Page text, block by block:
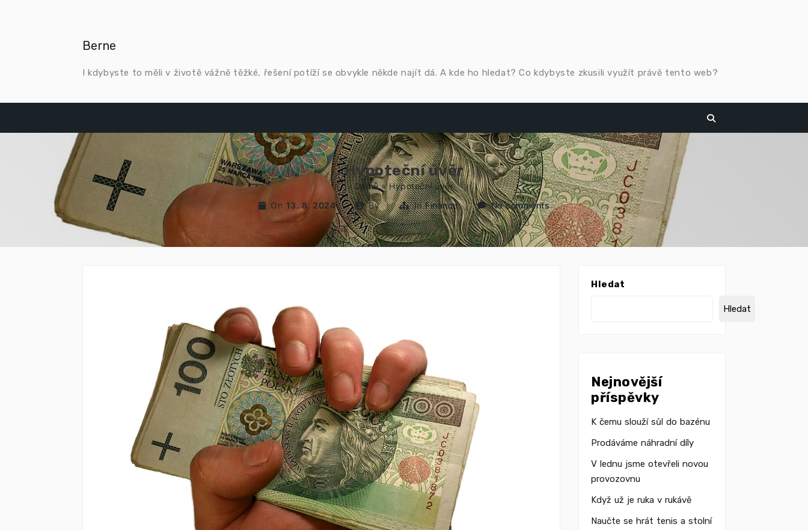
Berne
I kdybyste to měli v životě vážně těžké, řešení potíží se obvykle někde najít dá. A kde ho hledat? Co kdybyste zkusili využít právě tento web?
Hypoteční úvěr
Domů»Hypoteční úvěr
On 13. 8. 2024 By In Finance No comments
Hledat
Hledat
Nejnovější
příspěvky
K čemu slouží sůl do bazénu
Prodáváme náhradní díly
V lednu jsme otevřeli novou
provozovnu
Když už je ruka v rukávě
Naučte se hrát tenis a stolní